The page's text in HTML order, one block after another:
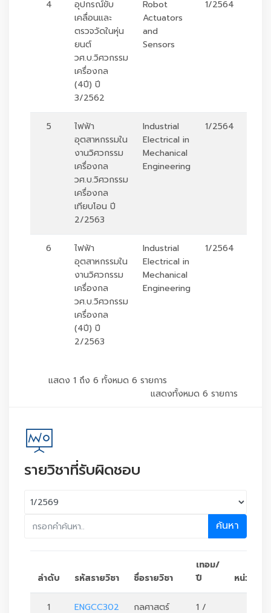
4
อุปกรณ์ขับ
เคลื่อนและ
ตรวจวัดในหุ่น
ยนต์
วศ.บ.วิศวกรรม
เครื่องกล
(4ปี) ปี
3/2562
Robot
Actuators
and
Sensors
1/2564
5
ไฟฟ้า
อุตสาหกรรมใน
งานวิศวกรรม
เครื่องกล
วศ.บ.วิศวกรรม
เครื่องกล
เทียบโอน ปี
2/2563
Industrial
Electrical in
Mechanical
Engineering
1/2564
6
ไฟฟ้า
อุตสาหกรรมใน
งานวิศวกรรม
เครื่องกล
วศ.บ.วิศวกรรม
เครื่องกล
(4ปี) ปี
2/2563
Industrial
Electrical in
Mechanical
Engineering
1/2564
แสดง 1 ถึง 6 ทั้งหมด 6 รายการ
แสดงทั้งหมด 6 รายการ
รายวิชาที่รับผิดชอบ
ค้นหา
ลำดับ รหัสรายวิชา ชื่อรายวิชา
เทอม/
ปี
หน่วยกิต
1 ENGCC302
กลศาสตร์
1 /